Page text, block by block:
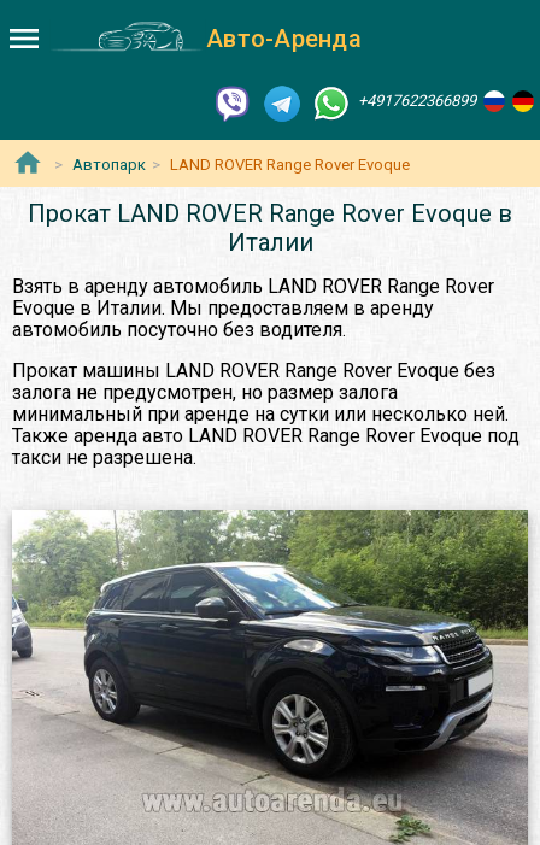
Авто-Аренда
+4917622366899
Автопарк LAND ROVER Range Rover Evoque
Прокат LAND ROVER Range Rover Evoque в
Италии
Взять в аренду автомобиль LAND ROVER Range Rover
Evoque в Италии. Мы предоставляем в аренду
автомобиль посуточно без водителя.
Прокат машины LAND ROVER Range Rover Evoque без
залога не предусмотрен, но размер залога
минимальный при аренде на сутки или несколько ней.
Также аренда авто LAND ROVER Range Rover Evoque под
такси не разрешена.